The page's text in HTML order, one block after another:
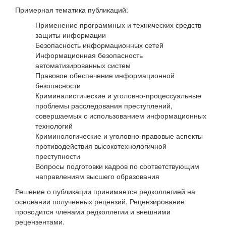
Примерная тематика публикаций:
Применение программных и технических средств
защиты информации
Безопасность информационных сетей
Информационная безопасность
автоматизированных систем
Правовое обеспечение информационной
безопасности
Криминалистические и уголовно-процессуальные
проблемы расследования преступлений,
совершаемых с использованием информационных
технологий
Криминологические и уголовно-правовые аспекты
противодействия высокотехнологичной
преступности
Вопросы подготовки кадров по соответствующим
направлениям высшего образования
Решение о публикации принимается редколлегией на
основании полученных рецензий. Рецензирование
проводится членами редколлегии и внешними
рецензентами.